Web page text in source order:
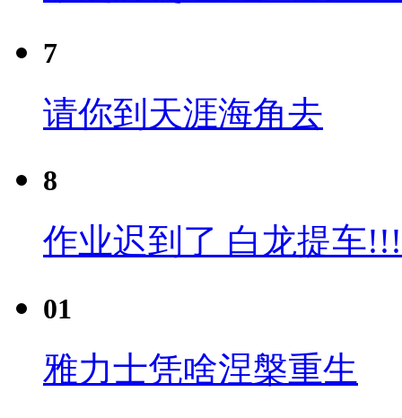
7
请你到天涯海角去
8
作业迟到了 白龙提车
01
雅力士凭啥涅槃重生